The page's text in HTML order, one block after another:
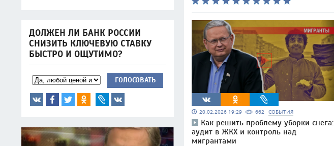
ДОЛЖЕН ЛИ БАНК РОССИИ
СНИЗИТЬ КЛЮЧЕВУЮ СТАВКУ
БЫСТРО И ОЩУТИМО?
ГОЛОСОВАТЬ
20.02.2026 19:29 662 СОБЫТИЯ
Как решить проблему уборки снега:
аудит в ЖКХ и контроль над
мигрантами